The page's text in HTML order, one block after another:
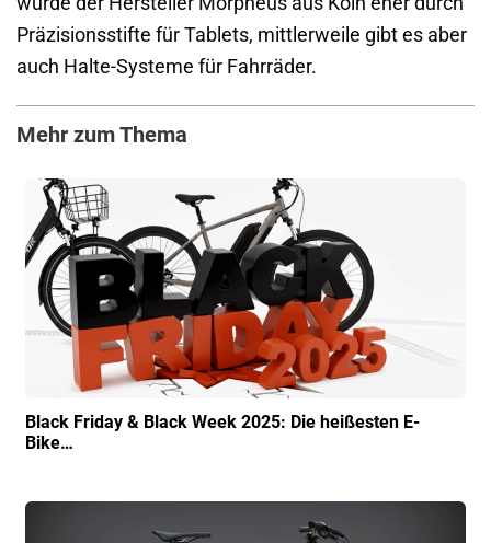
Präzisionsstifte für Tablets, mittlerweile gibt es aber
auch Halte-Systeme für Fahrräder.
Mehr zum Thema
Black Friday & Black Week 2025: Die heißesten E-
Bike…